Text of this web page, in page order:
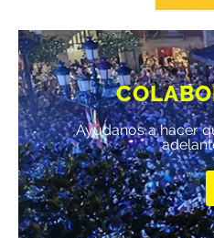
Ayúdanos a hacer